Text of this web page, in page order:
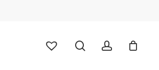
searchaccount